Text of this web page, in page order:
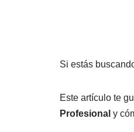
Si estás
Este artículo te
Profesional y